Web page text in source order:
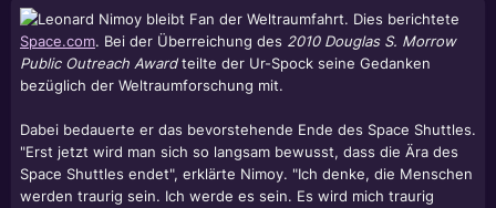
Leonard Nimoy bleibt Fan der Weltraumfahrt. Dies berichtete
Space.com. Bei der Überreichung des 2010 Douglas S. Morrow
Public Outreach Awardteilte der Ur-Spock seine Gedanken
bezüglich der Weltraumforschung mit.
Dabei bedauerte er das bevorstehende Ende des Space Shuttles.
"Erst jetzt wird man sich so langsam bewusst, dass die Ära des
Space Shuttles endet", erklärte Nimoy. "Ich denke, die Menschen
werden traurig sein. Ich werde es sein. Es wird mich traurig